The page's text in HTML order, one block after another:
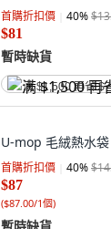
首購折扣價 40%
$81
暫時缺貨
满 $1,500 再省
U-mop 毛絨熱水
首購折扣價 40%
$87
($87.00/1個)